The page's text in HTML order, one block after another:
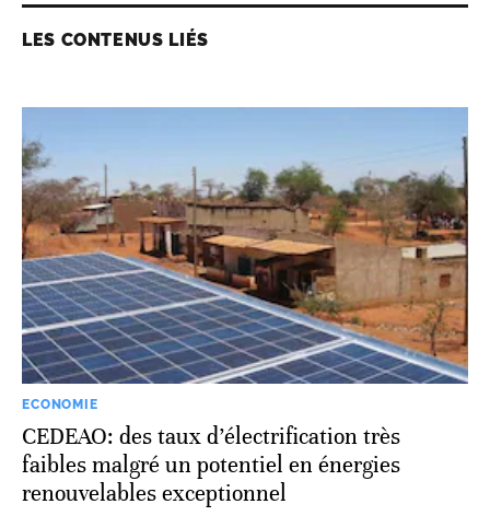
LES CONTENUS LIÉS
ECONOMIE
CEDEAO: des taux d’électrification très
faibles malgré un potentiel en énergies
renouvelables exceptionnel